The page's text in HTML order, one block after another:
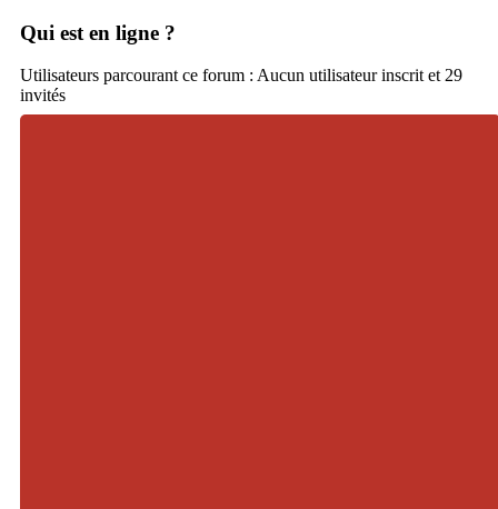
Qui est en ligne ?
Utilisateurs parcourant ce forum : Aucun utilisateur inscrit et 29
invités